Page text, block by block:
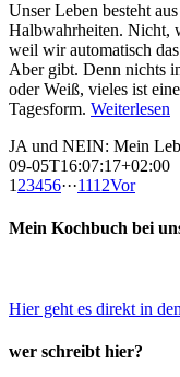
Unser Leben besteht
Halbwahrheiten. Nicht,
weil wir automatisch
Aber gibt. Denn nichts
oder Weiß, vieles ist
Tagesform. Weiterlesen
JA und NEIN: Mein
09-05T16:07:17+02:00
1 23456···1112Vor
Mein Kochbuch bei
Hier geht es direkt in
wer schreibt hier?